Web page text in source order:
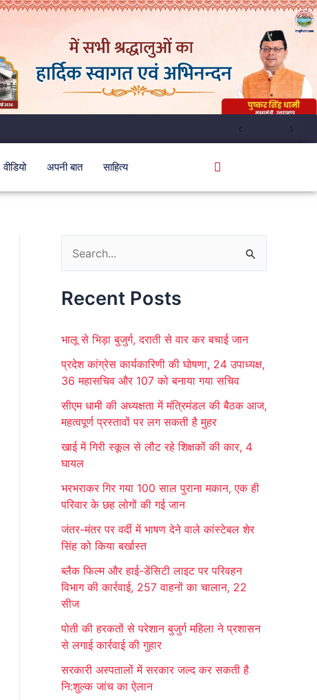
वीडियो अपनी बात साहित्य
a
c
h
f
o
Recent Posts
भालू से भिड़ा बुजुर्ग, दराती से वार कर बचाई जान
प्रदेश कांग्रेस कार्यकारिणी की घोषणा, 24 उपाध्यक्ष,
36 महासचिव और 107 को बनाया गया सचिव
सीएम धामी की अध्यक्षता में मंत्रिमंडल की बैठक आज,
महत्वपूर्ण प्रस्तावों पर लग सकती है मुहर
खाई में गिरी स्कूल से लौट रहे शिक्षकों की कार, 4
घायल
भरभराकर गिर गया 100 साल पुराना मकान, एक ही
परिवार के छह लोगों की गई जान
जंतर-मंतर पर वर्दी में भाषण देने वाले कांस्टेबल शेर
सिंह को किया बर्खास्त
ब्लैक फिल्म और हाई-डेंसिटी लाइट पर परिवहन
विभाग की कार्रवाई, 257 वाहनों का चालान, 22
सीज
पोती की हरकतों से परेशान बुजुर्ग महिला ने प्रशासन
से लगाई कार्रवाई की गुहार
सरकारी अस्पतालों में सरकार जल्द कर सकती है
नि:शुल्क जांच का ऐलान